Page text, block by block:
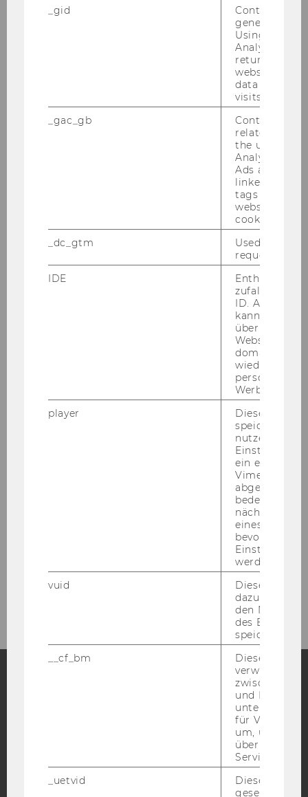
ÖFFNUNGSZEITEN WÄHREND DES
SEMESTERS
ÖFFNUNGSZEITEN WÄHREND DER
Bitte be­nut­zen Sie das Tür­tele­fon.
Blog
Bluesky
_gid
Contains a
generated
Using this
Analytics can
returning
website and
data from
visits.
_gac_gb
Contains
related
the user. If
Analytics and
Ads accounts
linked, the
tags on the
website read
cookie.
_dc_gtm
Used to
request rate.
IDE
Enthält eine
ID. Anhand
kann Google
über
Websites
Werbung
player
Dieses Cookie
speichert
ein
Vimeo-Video
abgespielt
bedeutet,
nächsten
eines Vimeo-
bevorzugten
werden.
vuid
Dieser
dazu
den
des
speichern.
__cf_bm
Dieses
verwendet,
zwischen
und Bots zu
für Vimeo
um, um
über die
Service zu
_uetvid
Dieses
gesetzt, um